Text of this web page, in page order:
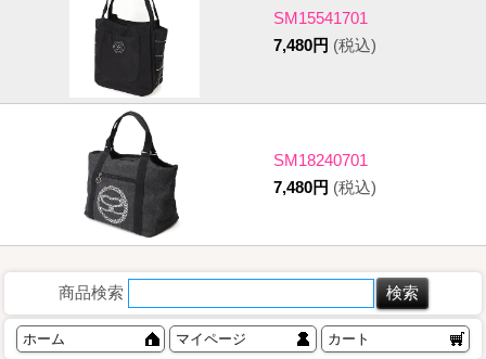
SM15541701
7,480円 (税込)
SM18240701
7,480円 (税込)
商品検索
ホーム マイページ カート